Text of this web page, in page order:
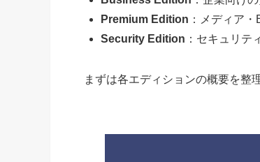
Premium Edition ：メディア
Security Edition ：セキュリテ
まずは各エディションの概要を整